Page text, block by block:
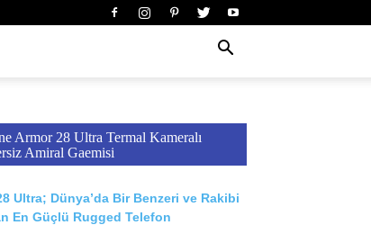
Armor 28 Ultra Termal Kameralı
Amiral Gaemisi
Ultra; Dünya’da Bir Benzeri ve Rakibi
En Güçlü Rugged Telefon